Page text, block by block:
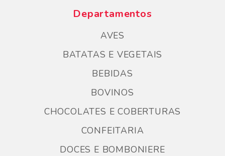
Departamentos
AVES
BATATAS E VEGETAIS
BEBIDAS
BOVINOS
CHOCOLATES E COBERTURAS
CONFEITARIA
DOCES E BOMBONIERE